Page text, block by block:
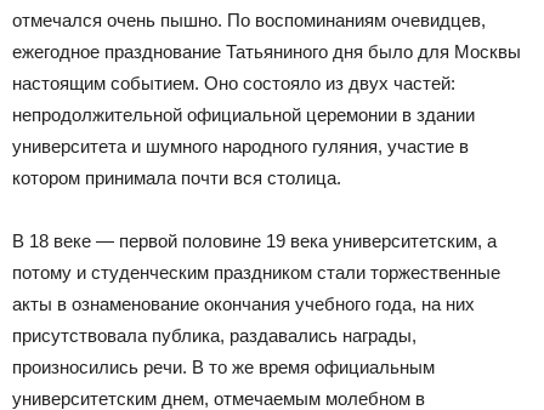
отмечался очень пышно. По воспоминаниям очевидцев,
ежегодное празднование Татьяниного дня было для Москвы
настоящим событием. Оно состояло из двух частей:
непродолжительной официальной церемонии в здании
университета и шумного народного гуляния, участие в
котором принимала почти вся столица.
В 18 веке — первой половине 19 века университетским, а
потому и студенческим праздником стали торжественные
акты в ознаменование окончания учебного года, на них
присутствовала публика, раздавались награды,
произносились речи. В то же время официальным
университетским днем, отмечаемым молебном в